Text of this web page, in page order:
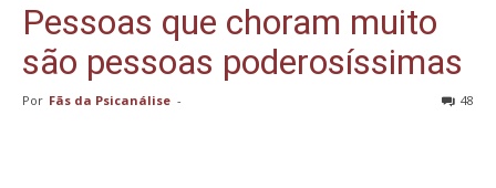
Pessoas que choram muito
são pessoas poderosíssimas
Por Fãs da Psicanálise - 48